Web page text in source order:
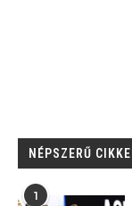
NÉPSZERŰ
1